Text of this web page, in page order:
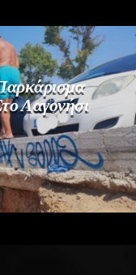
Λαγονήσι